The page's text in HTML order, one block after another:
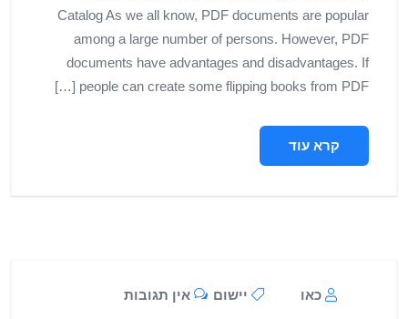
Catalog As we all know, PDF documents are popular
among a large number of persons. However, PDF
documents have advantages and disadvantages. If
people can create some flipping books from PDF […]
קרא עוד
כאו יישום אין תגובות